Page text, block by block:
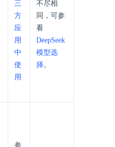
三
方
应
用
中
使
用
不尽相
同，可参
看
DeepSeek
模型选
择。
参